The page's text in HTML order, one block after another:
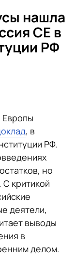
нашла
СЕ в
РФ
Европы
, в
РФ.
но
критикой
деятели,
выводы
в
делом.